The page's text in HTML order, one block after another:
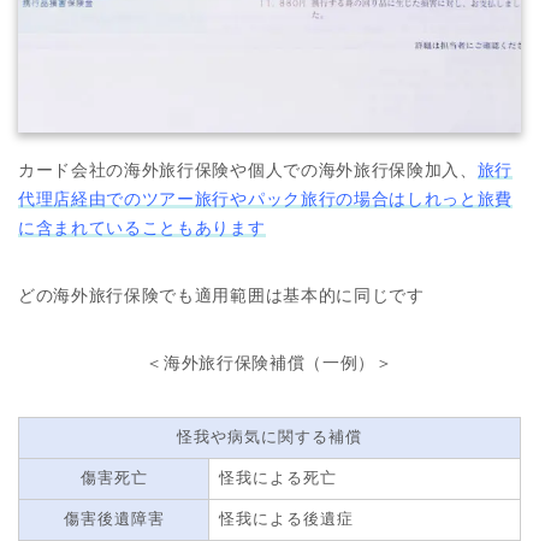
カード会社の海外旅行保険や個人での海外旅行保険加入、 旅行
代理店経由でのツアー旅行やパック旅行の場合はしれっと旅費
に含まれていることもあります
どの海外旅行保険でも適用範囲は基本的に同じです
＜海外旅行保険補償（一例）＞
怪我や病気に関する補償
傷害死亡 怪我による死亡
傷害後遺障害 怪我による後遺症